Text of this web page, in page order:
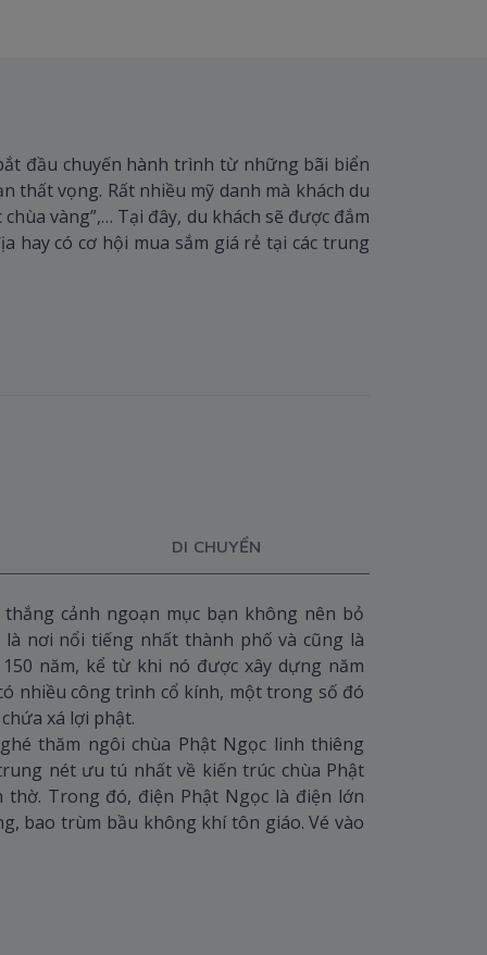
đầu chuyến hành trình từ những bãi biển
thất vọng. Rất nhiều mỹ danh mà khách du
vàng”,… Tại đây, du khách sẽ được đắm
hay có cơ hội mua sắm giá rẻ tại các trung
DI CHUYỂN
cảnh ngoạn mục bạn không nên bỏ
nơi nổi tiếng nhất thành phố và cũng là
năm, kể từ khi nó được xây dựng năm
nhiều công trình cổ kính, một trong số đó
xá lợi phật.
thăm ngôi chùa Phật Ngọc linh thiêng
nét ưu tú nhất về kiến trúc chùa Phật
Trong đó, điện Phật Ngọc là điện lớn
bao trùm bầu không khí tôn giáo. Vé vào